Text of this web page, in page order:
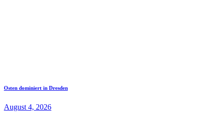
Osten dominiert in Dresden
August 4, 2026